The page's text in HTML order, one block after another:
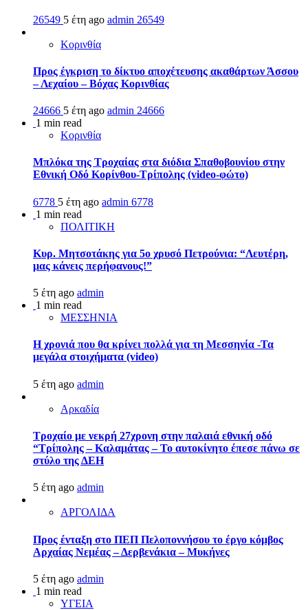
26549 5 έτη ago admin 26549
Κορινθία
Προς έγκριση το δίκτυο αποχέτευσης ακαθάρτων Άσσου
– Λεχαίου – Βόχας Κορινθίας
24666 5 έτη ago admin 24666
1 min read
Κορινθία
Μπλόκα της Τροχαίας στα διόδια Σπαθοβουνίου στην
Εθνική Οδό Κορίνθου-Τρίπολης (video-φώτο)
6778 5 έτη ago admin 6778
1 min read
ΠΟΛΙΤΙΚΗ
Κυρ. Μητσοτάκης για 5ο χρυσό Πετρούνια: “Λευτέρη,
μας κάνεις περήφανους!”
5 έτη ago admin
1 min read
ΜΕΣΣΗΝΙΑ
Η χρονιά που θα κρίνει πολλά για τη Μεσσηνία -Τα
μεγάλα στοιχήματα (video)
5 έτη ago admin
Αρκαδία
Τροχαίο με νεκρή 27χρονη στην παλαιά εθνική οδό
“Τρίπολης – Καλαμάτας – Το αυτοκίνητο έπεσε πάνω σε
στύλο της ΔΕΗ
5 έτη ago admin
ΑΡΓΟΛΙΔΑ
Προς ένταξη στο ΠΕΠ Πελοποννήσου το έργο κόμβος
Αρχαίας Νεμέας – Δερβενάκια – Μυκήνες
5 έτη ago admin
1 min read
ΥΓΕΙΑ